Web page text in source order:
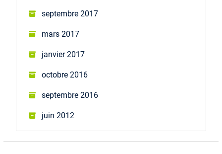
septembre 2017
mars 2017
janvier 2017
octobre 2016
septembre 2016
juin 2012